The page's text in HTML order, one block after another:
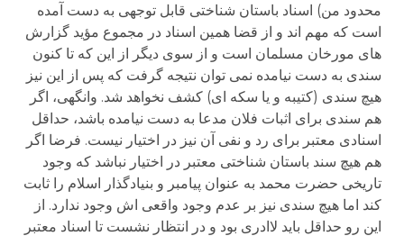
محدود من) اسناد باستان شناختی قابل توجهی به دست آمده
است که مهم اند و از قضا همین اسناد در مجموع مؤید گزارش
های مورخان مسلمان است و از سوی دیگر از این که تا کنون
سندی به دست نیامده نمی توان نتیجه گرفت که پس از این نیز
هیچ سندی (کتیبه و یا سکه ای) کشف نخواهد شد. وانگهی، اگر
هم سندی برای اثبات فلان مدعا به دست نیامده باشد، حداقل
اسنادی معتبر برای رد و نفی آن نیز در اختیار نیست. فرضا اگر
هم هیچ سند باستان شناختی معتبر در اختیار نباشد که وجود
تاریخی حضرت محمد به عنوان پیامبر و بنیادگذار اسلام را ثابت
کند اما هیچ سندی نیز بر عدم وجود واقعی اش وجود ندارد. از
این رو حداقل باید لاادری بود و در انتظار نشست تا اسناد معتبر